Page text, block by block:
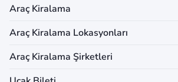
Araç Kiralama
Araç Kiralama Lokasyonları
Araç Kiralama Şirketleri